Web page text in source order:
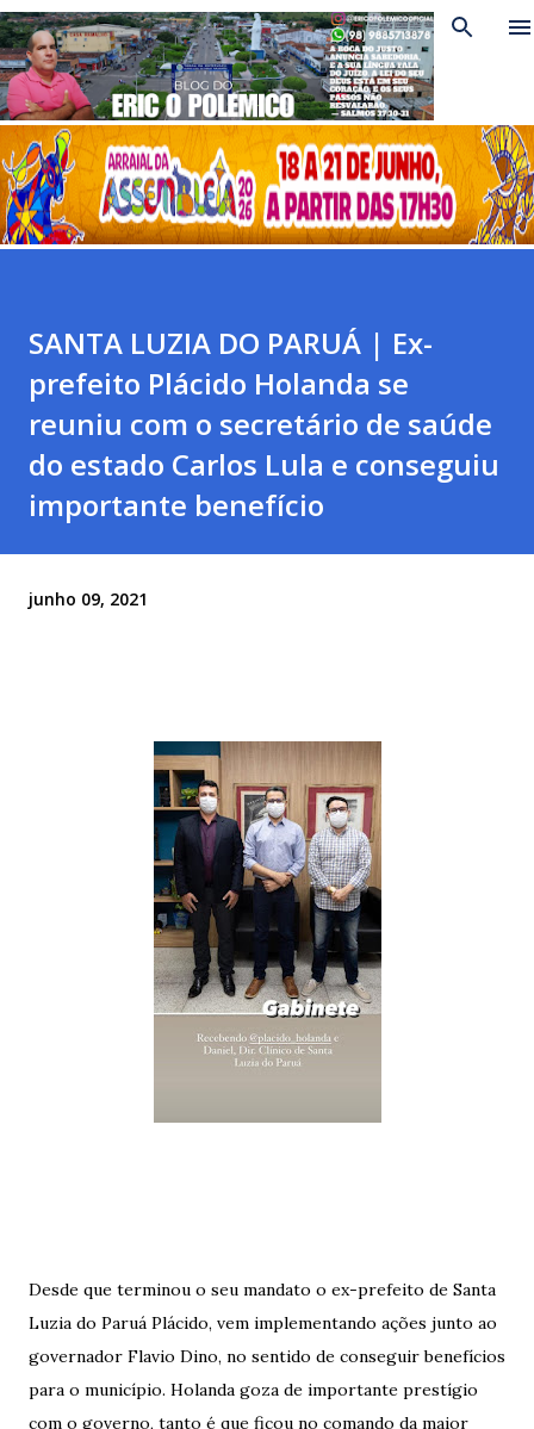
Pular para o conteúdo principal
SANTA LUZIA DO PARUÁ | Ex-
prefeito Plácido Holanda se
reuniu com o secretário de saúde
do estado Carlos Lula e conseguiu
importante benefício
junho 09, 2021
Desde que terminou o seu mandato o ex-prefeito de Santa
Luzia do Paruá Plácido, vem implementando ações junto ao
governador Flavio Dino, no sentido de conseguir benefícios
para o município. Holanda goza de importante prestígio
com o governo, tanto é que ficou no comando da maior